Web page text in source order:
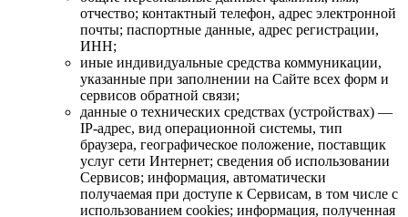
отчество; контактный телефон, адрес электронной
почты; паспортные данные, адрес регистрации,
ИНН;
иные индивидуальные средства коммуникации,
указанные при заполнении на Сайте всех форм и
сервисов обратной связи;
данные о технических средствах (устройствах) —
IP-адрес, вид операционной системы, тип
браузера, географическое положение, поставщик
услуг сети Интернет; сведения об использовании
Сервисов; информация, автоматически
получаемая при доступе к Сервисам, в том числе с
использованием cookies; информация, полученная